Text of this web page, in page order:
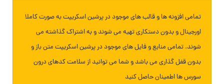
تمامی افزونه ها و قالب های موجود در پرشین اسکریپت به صورت کاملا
اورجینال و بدون دستکاری تهیه می شوند و به اشتراک گذاشته می
شوند. تمامی منابع و فایل های موجود در پرشین اسکریپت متن باز و
بدون قفل گذاری می باشد و شما می توانید از سلامت کدهای درون
سورس ها اطمینان حاصل کنید